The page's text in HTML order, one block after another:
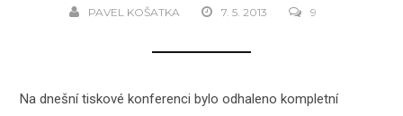
PAVEL KOŠATKA 7. 5. 2013 9
Na dnešní tiskové konferenci bylo odhaleno kompletní